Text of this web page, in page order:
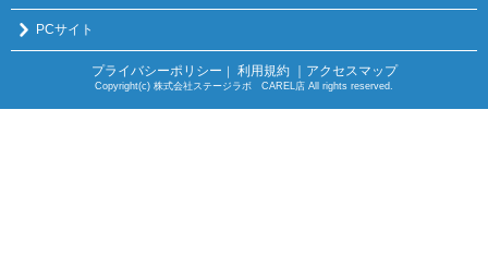
PCサイト
プライバシーポリシー ｜ 利用規約 ｜アクセスマップ
Copyright(c) 株式会社ステージラボ CAREL店 All rights reserved.